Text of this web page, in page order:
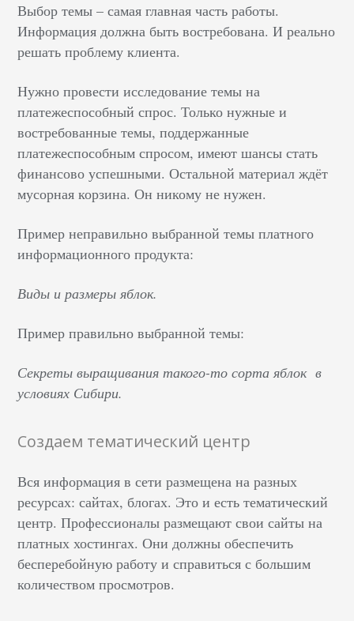
Выбор темы – самая главная часть работы.
Информация должна быть востребована. И реально
решать проблему клиента.
Нужно провести исследование темы на
платежеспособный спрос. Только нужные и
востребованные темы, поддержанные
платежеспособным спросом, имеют шансы стать
финансово успешными. Остальной материал ждёт
мусорная корзина. Он никому не нужен.
Пример неправильно выбранной темы платного
информационного продукта:
Виды и размеры яблок.
Пример правильно выбранной темы:
Секреты выращивания такого-то сорта яблок в
условиях Сибири.
Создаем тематический центр
Вся информация в сети размещена на разных
ресурсах: сайтах, блогах. Это и есть тематический
центр. Профессионалы размещают свои сайты на
платных хостингах. Они должны обеспечить
бесперебойную работу и справиться с большим
количеством просмотров.